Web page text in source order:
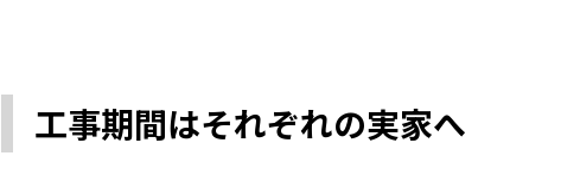
工事期間はそれぞれの実家へ